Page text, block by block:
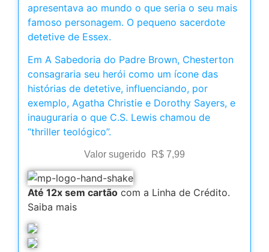
apresentava ao mundo o que seria o seu mais
famoso personagem. O pequeno sacerdote
detetive de Essex.
Em A Sabedoria do Padre Brown, Chesterton
consagraria seu herói como um ícone das
histórias de detetive, influenciando, por
exemplo, Agatha Christie e Dorothy Sayers, e
inauguraria o que C.S. Lewis chamou de
“thriller teológico”.
Valor sugerido R$ 7,99
Até 12x sem cartão com a Linha de Crédito.
Saiba mais